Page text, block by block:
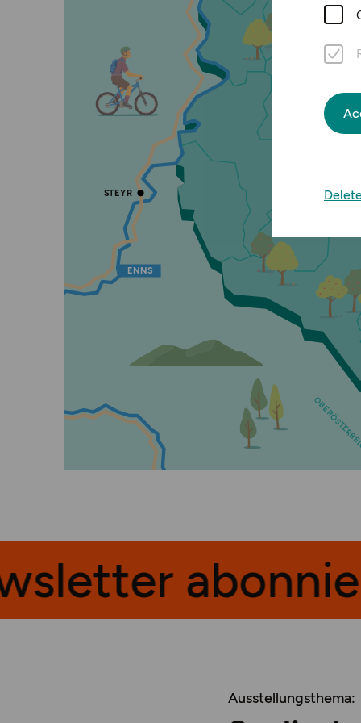
O
BE
R
Ö
S
T
E
RR
E
STEYR
ENNS
Ausstellungsthema: